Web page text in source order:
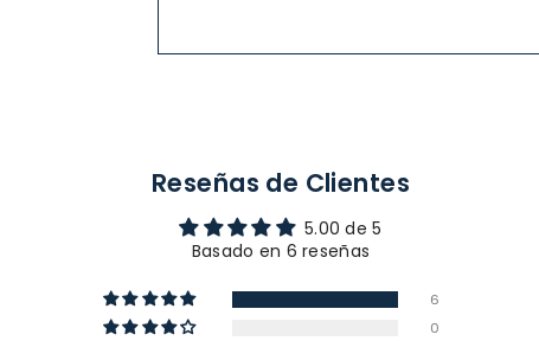
Reseñas de Clientes
5.00 de 5
Basado en 6 reseñas
6
0